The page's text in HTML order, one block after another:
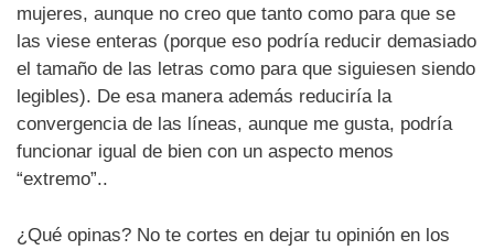
mujeres, aunque no creo que tanto como para que se
las viese enteras (porque eso podría reducir demasiado
el tamaño de las letras como para que siguiesen siendo
legibles). De esa manera además reduciría la
convergencia de las líneas, aunque me gusta, podría
funcionar igual de bien con un aspecto menos
“extremo”..
¿Qué opinas? No te cortes en dejar tu opinión en los